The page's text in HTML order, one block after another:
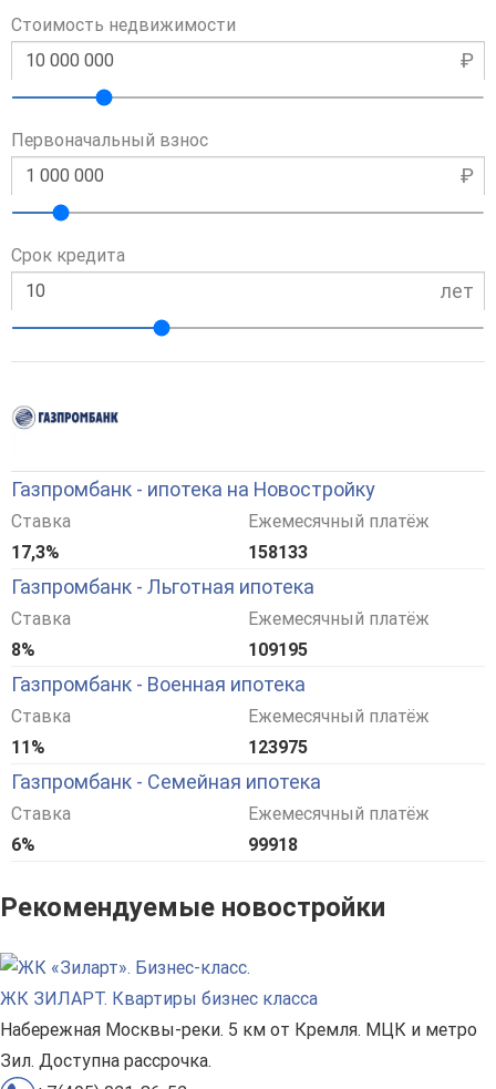
Стоимость недвижимости
₽
Первоначальный взнос
₽
Срок кредита
лет
Газпромбанк - ипотека на Новостройку
Ставка
17,3%
Ежемесячный платёж
158133
Газпромбанк - Льготная ипотека
Ставка
8%
Ежемесячный платёж
109195
Газпромбанк - Военная ипотека
Ставка
11%
Ежемесячный платёж
123975
Газпромбанк - Семейная ипотека
Ставка
6%
Ежемесячный платёж
99918
Рекомендуемые новостройки
ЖК ЗИЛАРТ. Квартиры бизнес класса
Набережная Москвы-реки. 5 км от Кремля. МЦК и метро
Зил. Доступна рассрочка.